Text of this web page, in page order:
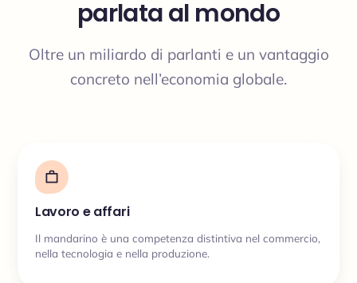
parlata al mondo
Oltre un miliardo di parlanti e un vantaggio
concreto nell’economia globale.
Lavoro e affari
Il mandarino è una competenza distintiva nel commercio,
nella tecnologia e nella produzione.